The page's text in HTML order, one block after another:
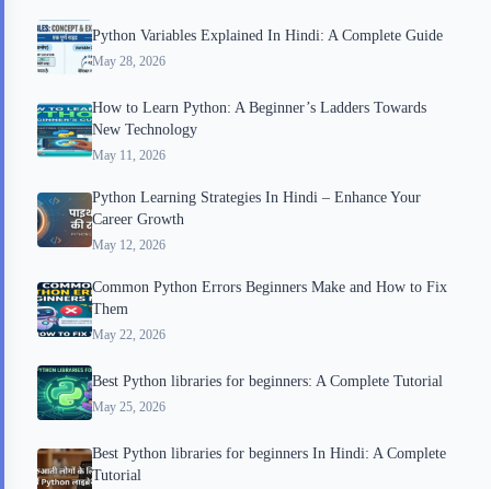
Python Variables Explained In Hindi: A Complete Guide
May 28, 2026
How to Learn Python: A Beginner’s Ladders Towards
New Technology
May 11, 2026
Python Learning Strategies In Hindi – Enhance Your
Career Growth
May 12, 2026
Common Python Errors Beginners Make and How to Fix
Them
May 22, 2026
Best Python libraries for beginners: A Complete Tutorial
May 25, 2026
Best Python libraries for beginners In Hindi: A Complete
Tutorial